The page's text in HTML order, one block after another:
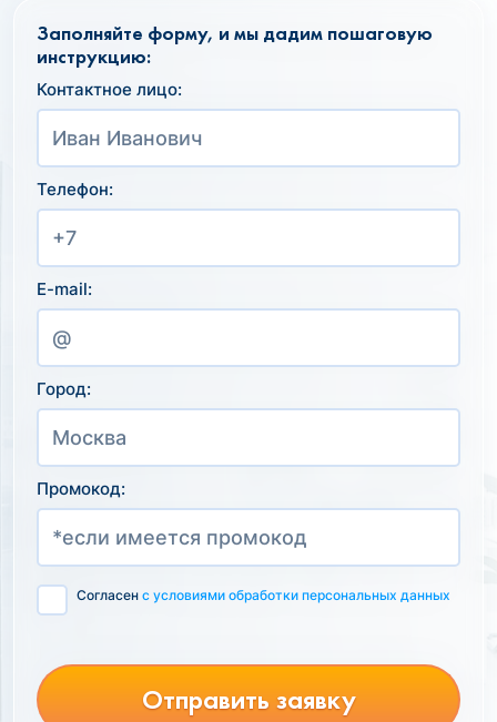
Заполняйте форму, и мы дадим пошаговую
инструкцию:
Контактное лицо:
Телефон:
E-mail:
Город:
Промокод:
Согласен с условиями обработки персональных данных
Отправить заявку